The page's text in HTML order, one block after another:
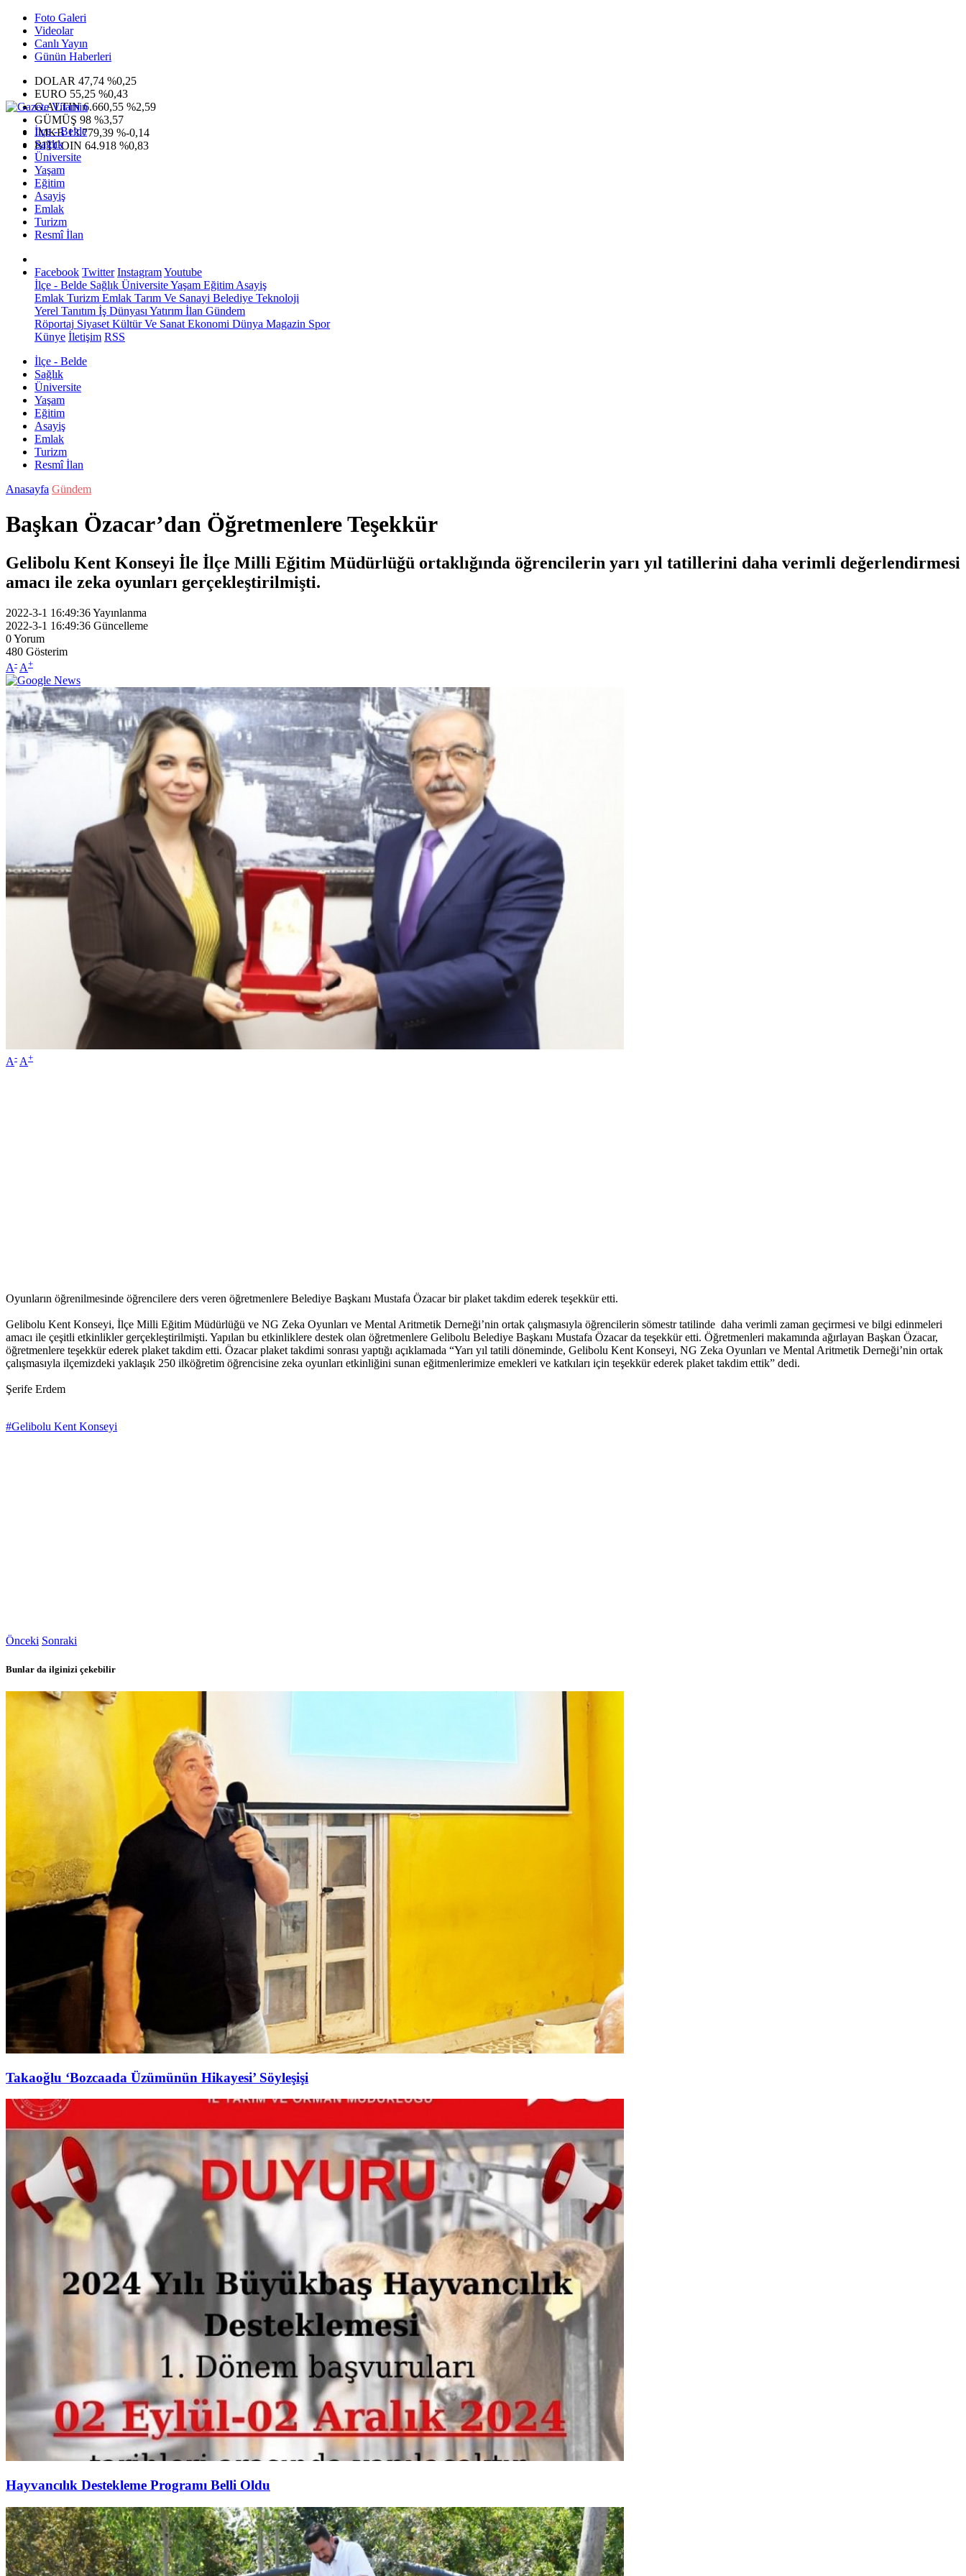
Foto Galeri
Videolar
Canlı Yayın
Günün Haberleri
DOLAR 47,74 %0,25
EURO 55,25 %0,43
G.ALTIN6.660,55 %2,59
GÜMÜŞ 98 %3,57
IMKB13.779,39 %-0,14
BITCOIN 64.918 %0,83
İlçe - Belde
Sağlık
Üniversite
Yaşam
Eğitim
Asayiş
Emlak
Turizm
Resmî İlan
Facebook Twitter InstagramYoutube
İlçe - Belde Sağlık ÜniversiteYaşam Eğitim Asayiş
Emlak Turizm Emlak Tarım Ve Sanayi Belediye Teknoloji
Yerel Tanıtım İş Dünyası Yatırım İlan Gündem
Röportaj Siyaset Kültür Ve Sanat Ekonomi Dünya Magazin Spor
Künye İletişim RSS
İlçe - Belde
Sağlık
Üniversite
Yaşam
Eğitim
Asayiş
Emlak
Turizm
Resmî İlan
Anasayfa Gündem
Başkan Özacar’dan Öğretmenlere Teşekkür
Gelibolu Kent Konseyi İle İlçe Milli Eğitim Müdürlüğü ortaklığında öğrencilerin yarı yıl tatillerini daha verimli değerlendirmesi
amacı ile zeka oyunları gerçekleştirilmişti.
2022-3-1 16:49:36Yayınlanma
2022-3-1 16:49:36 Güncelleme
0Yorum
480 Gösterim
A- A+
A- A+
Oyunların öğrenilmesinde öğrencilere ders veren öğretmenlere Belediye Başkanı Mustafa Özacar bir plaket takdim ederek teşekkür etti.
Gelibolu Kent Konseyi, İlçe Milli Eğitim Müdürlüğü ve NG Zeka Oyunları ve Mental Aritmetik Derneği’nin ortak çalışmasıyla öğrencilerin sömestr tatilinde daha verimli zaman geçirmesi ve bilgi edinmeleri
amacı ile çeşitli etkinlikler gerçekleştirilmişti. Yapılan bu etkinliklere destek olan öğretmenlere Gelibolu Belediye Başkanı Mustafa Özacar da teşekkür etti. Öğretmenleri makamında ağırlayan Başkan Özacar,
öğretmenlere teşekkür ederek plaket takdim etti. Özacar plaket takdimi sonrası yaptığı açıklamada “Yarı yıl tatili döneminde, Gelibolu Kent Konseyi, NG Zeka Oyunları ve Mental Aritmetik Derneği’nin ortak
çalışmasıyla ilçemizdeki yaklaşık 250 ilköğretim öğrencisine zeka oyunları etkinliğini sunan eğitmenlerimize emekleri ve katkıları için teşekkür ederek plaket takdim ettik” dedi.
Şerife Erdem
#Gelibolu Kent Konseyi
Önceki Sonraki
Bunlar da ilginizi çekebilir
Takaoğlu ‘Bozcaada Üzümünün Hikayesi’ Söyleşişi
Hayvancılık Destekleme Programı Belli Oldu